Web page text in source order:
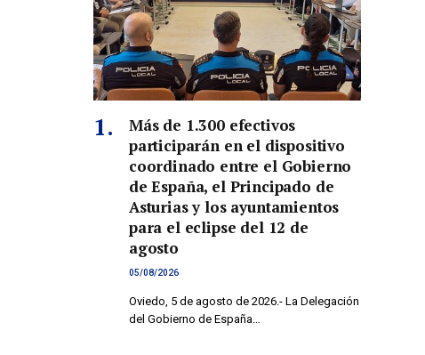
Más de 1.300 efectivos
participarán en el dispositivo
coordinado entre el Gobierno
de España, el Principado de
Asturias y los ayuntamientos
para el eclipse del 12 de
agosto
05/08/2026
Oviedo, 5 de agosto de 2026.- La Delegación
del Gobierno de España…